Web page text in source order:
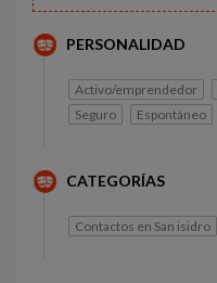
PERSONALIDAD
Activo/emprendedor
Seguro
Espontáneo
CATEGORÍAS
Contactos en San isidro